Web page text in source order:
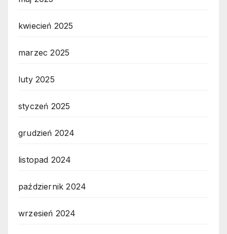
kwiecień 2025
marzec 2025
luty 2025
styczeń 2025
grudzień 2024
listopad 2024
październik 2024
wrzesień 2024